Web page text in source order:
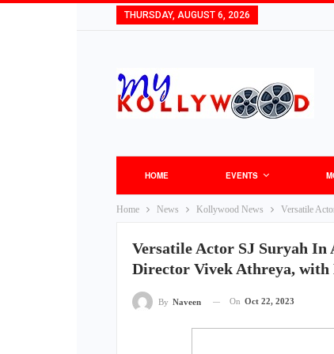
THURSDAY, AUGUST 6, 2026
HOME EVENTS
Home News Kollywood News Versatile
Versatile Actor SJ Suryah
Director Vivek Athreya, with
By Naveen On Oct 22, 2023